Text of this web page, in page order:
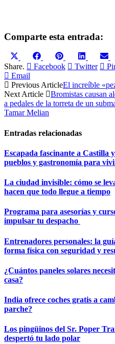
Comparte esta entrada:
Compartir
en
X
(Twitter)
Compartir
en
Compartir
en
en
Share. Facebook Twitter
Email
Previous ArticleEl increíble
Next Article
Bromistas causan
a pedales de la torreta de un
Tamar Melian
Entradas relacionadas
Escapada fascinante a Castilla
pueblos y gastronomía para
La ciudad invisible: cómo se
hacen que todo llegue a tiempo
Programa para asesorías y
impulsar tu despacho
Entrenadores personales: la
forma física con seguridad y
¿Cuántos paneles solares
casa?
India ofrece coches gratis a
parche?
Los pingüinos del Sr. Poper
despertó tu lado polar